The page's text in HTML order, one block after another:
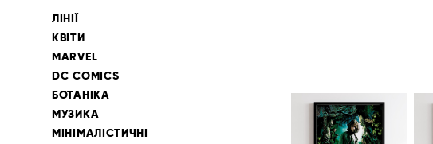
ЛІНІЇ
КВІТИ
MARVEL
DC COMICS
БОТАНІКА
МУЗИКА
МІНІМАЛІСТИЧНІ